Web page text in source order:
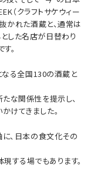
（クラフトサケウィー
かれた酒蔵と、通常は
した名店が日替わり
。
る全国130の酒蔵と
な関係性を提示し、
けてきました。
、日本の食文化その
現する場でもあります。